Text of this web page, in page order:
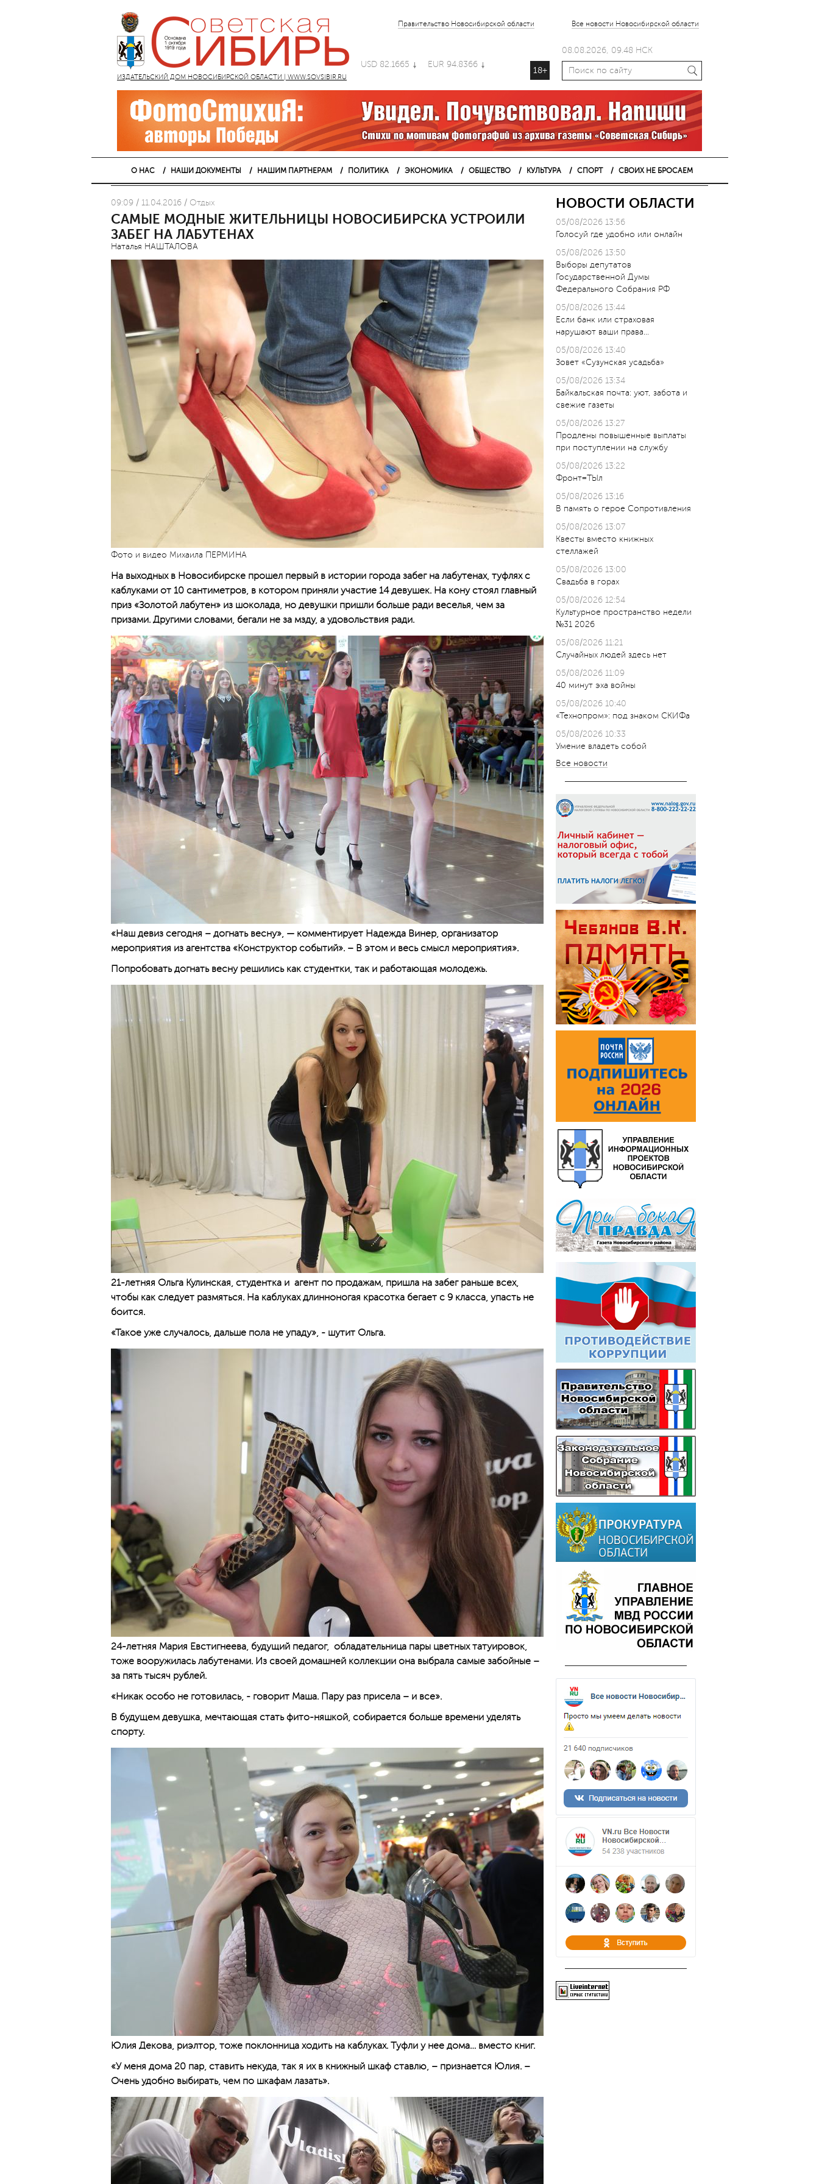
ИЗДАТЕЛЬСКИЙ ДОМ НОВОСИБИРСКОЙ ОБЛАСТИ | WWW.SOVSIBIR.RU
Правительство Новосибирской области Все новости Новосибирской области
USD 82.1665 EUR 94.8366
18+
08.08.2026, 09.48 НСК
О НАС НАШИ ДОКУМЕНТЫ НАШИМ ПАРТНЕРАМ ПОЛИТИКА ЭКОНОМИКА ОБЩЕСТВО КУЛЬТУРА СПОРТ СВОИХ НЕ БРОСАЕМ
09:09 / 11.04.2016 / Отдых
САМЫЕ МОДНЫЕ ЖИТЕЛЬНИЦЫ НОВОСИБИРСКА УСТРОИЛИ
ЗАБЕГ НА ЛАБУТЕНАХ
Наталья НАШТАЛОВА
Фото и видео Михаила ПЕРМИНА
На выходных в Новосибирске прошел первый в истории города забег на лабутенах, туфлях с
каблуками от 10 сантиметров, в котором приняли участие 14 девушек. На кону стоял главный
приз «Золотой лабутен» из шоколада, но девушки пришли больше ради веселья, чем за
призами. Другими словами, бегали не за мзду, а удовольствия ради.
«Наш девиз сегодня – догнать весну», — комментирует Надежда Винер, организатор
мероприятия из агентства «Конструктор событий». – В этом и весь смысл мероприятия».
Попробовать догнать весну решились как студентки, так и работающая молодежь.
21-летняя Ольга Кулинская, студентка и агент по продажам, пришла на забег раньше всех,
чтобы как следует размяться. На каблуках длинноногая красотка бегает с 9 класса, упасть не
боится.
«Такое уже случалось, дальше пола не упаду», - шутит Ольга.
24-летняя Мария Евстигнеева, будущий педагог, обладательница пары цветных татуировок,
тоже вооружилась лабутенами. Из своей домашней коллекции она выбрала самые забойные –
за пять тысяч рублей.
«Никак особо не готовилась, - говорит Маша. Пару раз присела – и все».
В будущем девушка, мечтающая стать фито-няшкой, собирается больше времени уделять
спорту.
Юлия Декова, риэлтор, тоже поклонница ходить на каблуках. Туфли у нее дома… вместо книг.
«У меня дома 20 пар, ставить некуда, так я их в книжный шкаф ставлю, – признается Юлия. –
Очень удобно выбирать, чем по шкафам лазать».
НОВОСТИ ОБЛАСТИ
05/08/2026 13:56
Голосуй где удобно или онлайн
05/08/2026 13:50
Выборы депутатов
Государственной Думы
Федерального Собрания РФ
05/08/2026 13:44
Если банк или страховая
нарушают ваши права…
05/08/2026 13:40
Зовет «Сузунская усадьба»
05/08/2026 13:34
Байкальская почта: уют, забота и
свежие газеты
05/08/2026 13:27
Продлены повышенные выплаты
при поступлении на службу
05/08/2026 13:22
Фронт=ТЫл
05/08/2026 13:16
В память о герое Сопротивления
05/08/2026 13:07
Квесты вместо книжных
стеллажей
05/08/2026 13:00
Свадьба в горах
05/08/2026 12:54
Культурное пространство недели
№31 2026
05/08/2026 11:21
Случайных людей здесь нет
05/08/2026 11:09
40 минут эха войны
05/08/2026 10:40
«Технопром»: под знаком СКИФа
05/08/2026 10:33
Умение владеть собой
Все новости